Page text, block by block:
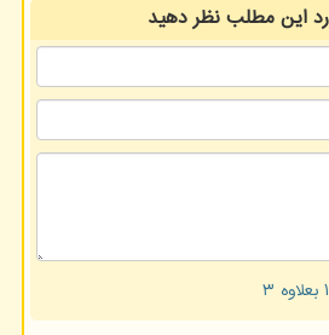
این مطلبنظر دهید